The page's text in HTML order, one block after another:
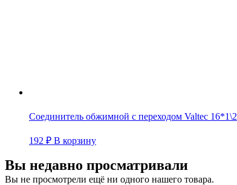
Соединитель обжимной с переходом Valtec 16*1\2
192 ₽ В корзину
Вы недавно просматривали
Вы не просмотрели ещё ни одного нашего товара.